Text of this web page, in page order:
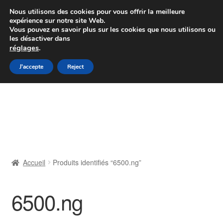
Colissimo livraison à partir de 7 EUR
Du lundi au vendredi de 9 h à 16 h
Aller
à
Aller
au
Livraison
Accueil Produits identifiés “6500.ng”
6500.ng
Nous utilisons des cookies pour vous offrir la meilleure
expérience sur notre site Web.
Vous pouvez en savoir plus sur les cookies que nous utilisons ou
les désactiver dans
réglages.
J'accepte Reject